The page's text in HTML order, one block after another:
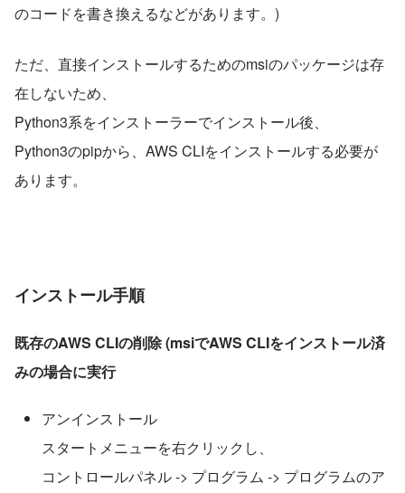
のコードを書き換えるなどがあります。)
ただ、直接インストールするためのmsiのパッケージは存
在しないため、
Python3系をインストーラーでインストール後、
Python3のpipから、AWS CLIをインストールする必要が
あります。
インストール手順
既存のAWS CLIの削除 (msiでAWS CLIをインストール済
みの場合に実行
アンインストール
スタートメニューを右クリックし、
コントロールパネル -> プログラム -> プログラムのア